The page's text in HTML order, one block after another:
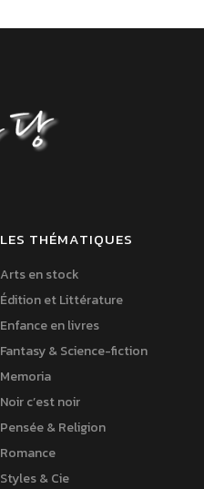
LES THÉMATIQUES
Arts en stock
Édition et Littérature
Enfance en livres
Fantasy & Science-fiction
Memoria
Noir c’est noir
Pensée & Religion
Romance
Styles & Cie